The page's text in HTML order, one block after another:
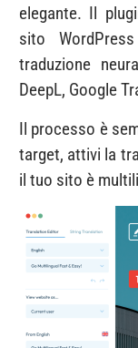
elegante. Il
sito
traduzione
DeepL, Google
Il processo è
target, attivi la
il tuo sito è